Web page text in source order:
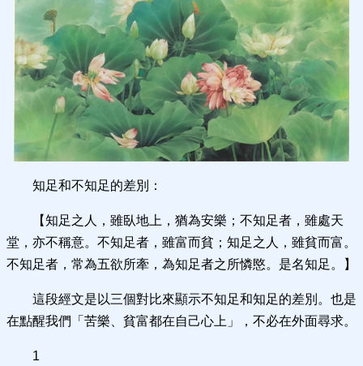
知足和不知足的差別：
【知足之人，雖臥地上，猶為安樂；不知足者，雖處天
堂，亦不稱意。不知足者，雖富而貧；知足之人，雖貧而富。
不知足者，常為五欲所牽，為知足者之所憐愍。是名知足。】
這段經文是以三個對比來顯示不知足和知足的差別。也是
在點醒我們「苦樂、貧富都在自己心上」，不必在外面尋求。
1